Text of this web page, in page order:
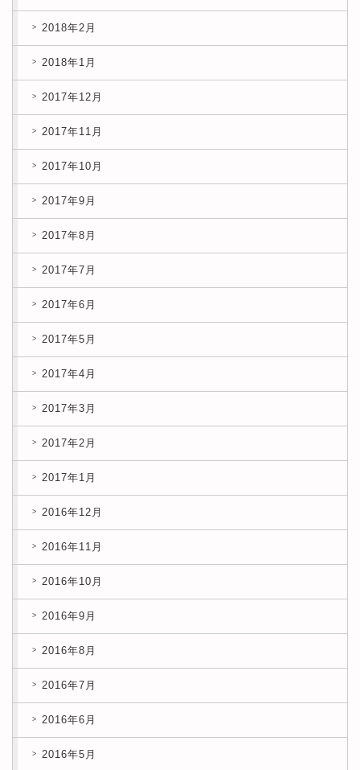
2018年2月
2018年1月
2017年12月
2017年11月
2017年10月
2017年9月
2017年8月
2017年7月
2017年6月
2017年5月
2017年4月
2017年3月
2017年2月
2017年1月
2016年12月
2016年11月
2016年10月
2016年9月
2016年8月
2016年7月
2016年6月
2016年5月